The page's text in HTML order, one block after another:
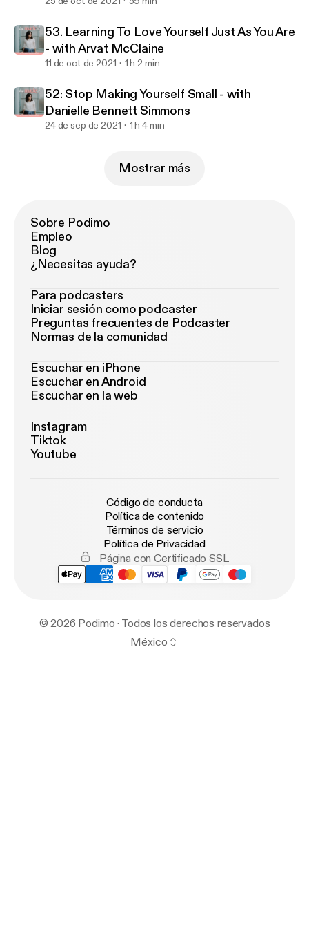
53. Learning To Love Yourself Just As You Are
- with Arvat McClaine
11 de oct de 2021 1 h 2 min
52: Stop Making Yourself Small - with
Danielle Bennett Simmons
24 de sep de 2021 1 h 4 min
Mostrar más
Sobre Podimo
Empleo
Blog
¿Necesitas ayuda?
Para podcasters
Iniciar sesión como podcaster
Preguntas frecuentes de Podcaster
Normas de la comunidad
Escuchar en iPhone
Escuchar en Android
Escuchar en la web
Instagram
Tiktok
Youtube
Código de conducta
Política de contenido
Términos de servicio
Política de Privacidad
Página con Certificado SSL
© 2026 Podimo · Todos los derechos reservados
México